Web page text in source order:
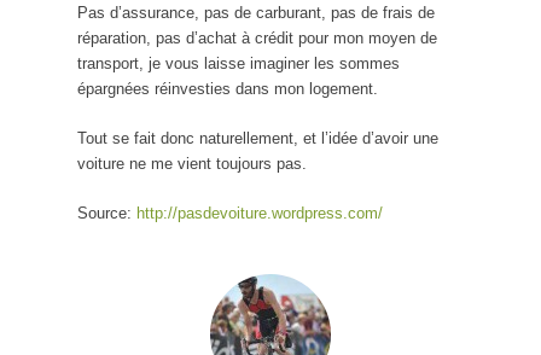
Pas d’assurance, pas de carburant, pas de frais de
réparation, pas d’achat à crédit pour mon moyen de
transport, je vous laisse imaginer les sommes
épargnées réinvesties dans mon logement.
Tout se fait donc naturellement, et l’idée d’avoir une
voiture ne me vient toujours pas.
Source: http://pasdevoiture.wordpress.com/